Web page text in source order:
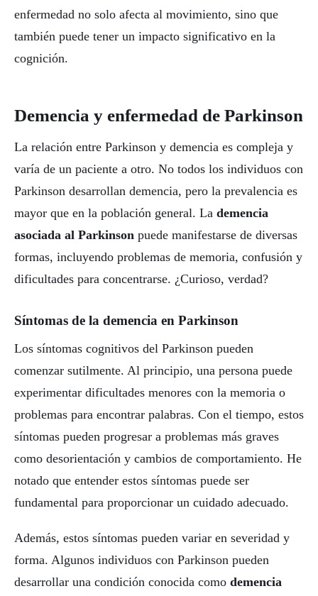
enfermedad no solo afecta al movimiento, sino que
también puede tener un impacto significativo en la
cognición.
Demencia y enfermedad de Parkinson
La relación entre Parkinson y demencia es compleja y
varía de un paciente a otro. No todos los individuos con
Parkinson desarrollan demencia, pero la prevalencia es
mayor que en la población general. La demencia
asociada al Parkinson puede manifestarse de diversas
formas, incluyendo problemas de memoria, confusión y
dificultades para concentrarse. ¿Curioso, verdad?
Síntomas de la demencia en Parkinson
Los síntomas cognitivos del Parkinson pueden
comenzar sutilmente. Al principio, una persona puede
experimentar dificultades menores con la memoria o
problemas para encontrar palabras. Con el tiempo, estos
síntomas pueden progresar a problemas más graves
como desorientación y cambios de comportamiento. He
notado que entender estos síntomas puede ser
fundamental para proporcionar un cuidado adecuado.
Además, estos síntomas pueden variar en severidad y
forma. Algunos individuos con Parkinson pueden
desarrollar una condición conocida como demencia